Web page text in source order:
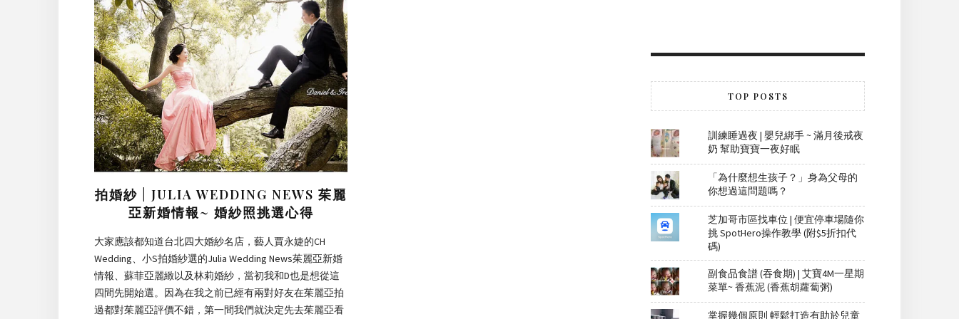
拍婚紗 | JULIA WEDDING NEWS 茱麗
亞新婚情報~ 婚紗照挑選心得
大家應該都知道台北四大婚紗名店，藝人賈永婕的CH
Wedding、小S拍婚紗選的Julia Wedding News茱麗亞新婚
情報、蘇菲亞麗緻以及林莉婚紗，當初我和D也是想從這
四間先開始選。因為在我之前已經有兩對好友在茱麗亞拍
過都對茱麗亞評價不錯，第一間我們就決定先去茱麗亞看
TOP POSTS
訓練睡過夜 | 嬰兒綁手 ~ 滿月後戒夜
奶 幫助寶寶一夜好眠
「為什麼想生孩子？」身為父母的
你想過這問題嗎？
芝加哥市區找車位 | 便宜停車場隨你
挑 SpotHero操作教學 (附$5折扣代
碼)
副食品食譜 (吞食期) | 艾寶4M一星期
菜單~ 香蕉泥 (香蕉胡蘿蔔粥)
掌握幾個原則 輕鬆打造有助於兒童